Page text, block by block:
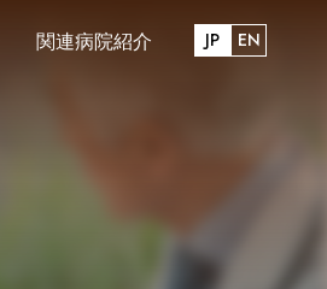
関連病院紹介 JP EN